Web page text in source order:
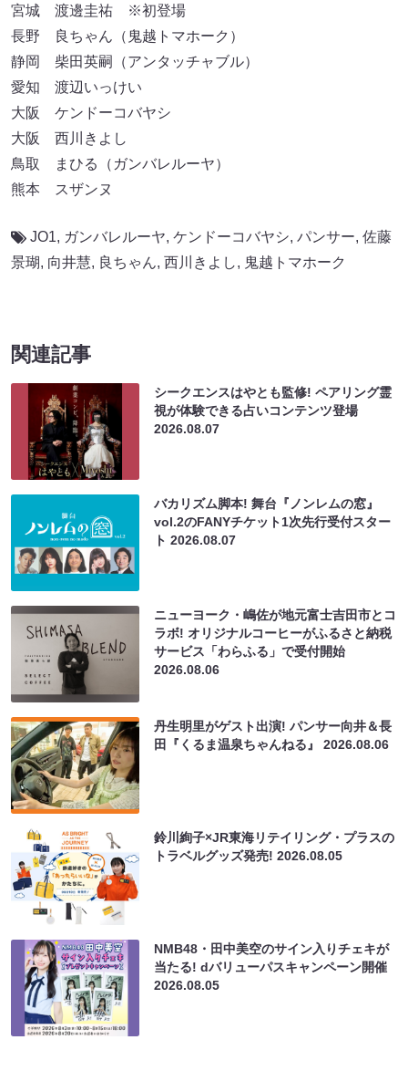
宮城 渡邊圭祐 ※初登場
長野 良ちゃん（鬼越トマホーク）
静岡 柴田英嗣（アンタッチャブル）
愛知 渡辺いっけい
大阪 ケンドーコバヤシ
大阪 西川きよし
鳥取 まひる（ガンバレルーヤ）
熊本 スザンヌ
JO1, ガンバレルーヤ, ケンドーコバヤシ, パンサー, 佐藤
景瑚, 向井慧, 良ちゃん, 西川きよし, 鬼越トマホーク
関連記事
シークエンスはやとも監修! ペアリング霊
視が体験できる占いコンテンツ登場
2026.08.07
バカリズム脚本! 舞台『ノンレムの窓』
vol.2のFANYチケット1次先行受付スター
ト2026.08.07
ニューヨーク・嶋佐が地元富士吉田市とコ
ラボ! オリジナルコーヒーがふるさと納税
サービス「わらふる」で受付開始
2026.08.06
丹生明里がゲスト出演! パンサー向井＆長
田『くるま温泉ちゃんねる』2026.08.06
鈴川絢子×JR東海リテイリング・プラスの
トラベルグッズ発売!2026.08.05
NMB48・田中美空のサイン入りチェキが
当たる! dバリューパスキャンペーン開催
2026.08.05